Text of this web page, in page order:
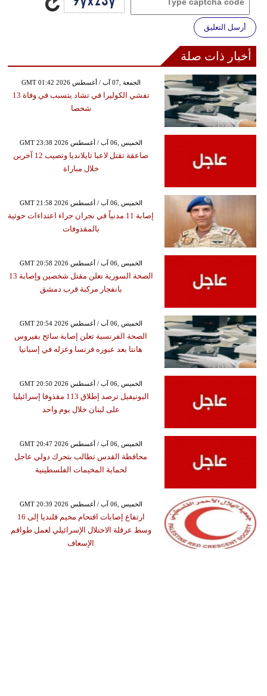
أرسل التعليق
أخبار ذات صلة
GMT 01:42 2026 الجمعة ,07 آب / أغسطس
تفشي الكوليرا في تشاد يتسبب في وفاة 13
شخصا
GMT 23:38 2026 الخميس ,06 آب / أغسطس
صاعقة تقتل لاعبا تايلانديا وتصيب 12 آخرين
خلال مباراة
GMT 21:58 2026 الخميس ,06 آب / أغسطس
إصابة 11 مدنياً في نجران جراء اعتداءات حوثية
بالمقذوفات
GMT 20:58 2026 الخميس ,06 آب / أغسطس
الصحة السورية تعلن مقتل شخصين وإصابة 13
بانفجار مركبة قرب دمشق
GMT 20:54 2026 الخميس ,06 آب / أغسطس
الصحة الفرنسية تعلن إصابة سائح بفيروس
هانتا بعد عبوره فرنسا وعزله في إسبانيا
GMT 20:50 2026 الخميس ,06 آب / أغسطس
اليونيفيل ترصد إطلاق 113 مقذوفا إسرائيليا
على لبنان خلال يوم واحد
GMT 20:47 2026 الخميس ,06 آب / أغسطس
محافظة القدس تطالب بتحرك دولي عاجل
لحماية المخيمات الفلسطينية
GMT 20:39 2026 الخميس ,06 آب / أغسطس
ارتفاع إصابات اقتحام مخيم قلنديا إلى 16
وسط عرقلة الاحتلال الإسرائيلي لعمل طواقم
الإسعاف